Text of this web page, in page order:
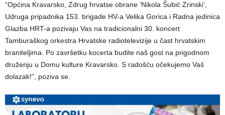
“Općina Kravarsko, Zdrug hrvatse obrane ‘Nikola Šubić Zrinski’,
Udruga pripadnika 153. brigade HV-a Velika Gorica i Radna jedinica
Glazba HRT-a pozivaju Vas na tradicionalni 30. koncert
Tamburaškog orkestra Hrvatske radiotelevizije u čast hrvatskim
braniteljima. Po završetku kocerta budite naš gost na prigodnom
druženju u Domu kulture Kravarsko. S radošću očekujemo Vaš
dolazak!”, poziva se.